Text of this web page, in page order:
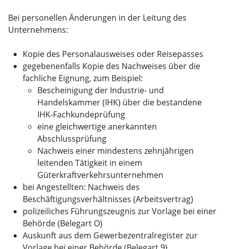
Bei personellen Änderungen in der Leitung des
Unternehmens:
Kopie des Personalausweises oder Reisepasses
gegebenenfalls Kopie des Nachweises über die
fachliche Eignung, zum Beispiel:
Bescheinigung der Industrie- und
Handelskammer (IHK) über die bestandene
IHK-Fachkundeprüfung
eine gleichwertige anerkannten
Abschlussprüfung
Nachweis einer mindestens zehnjährigen
leitenden Tätigkeit in einem
Güterkraftverkehrsunternehmen
bei Angestellten: Nachweis des
Beschäftigungsverhältnisses (Arbeitsvertrag)
polizeiliches Führungszeugnis zur Vorlage bei einer
Behörde (Belegart O)
Auskunft aus dem Gewerbezentralregister zur